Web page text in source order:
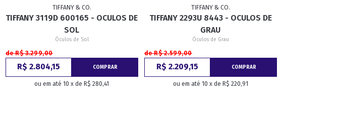
TIFFANY & CO.
TIFFANY 3119D 600165 - OCULOS DE
SOL
Óculos de Sol
de R$ 3.299,00
R$ 2.804,15 COMPRAR
ou em até 10 x de R$ 280,41
TIFFANY & CO.
TIFFANY 2293U 8443 - OCULOS DE
GRAU
Óculos de Grau
de R$ 2.599,00
R$ 2.209,15 COMPRAR
ou em até 10 x de R$ 220,91